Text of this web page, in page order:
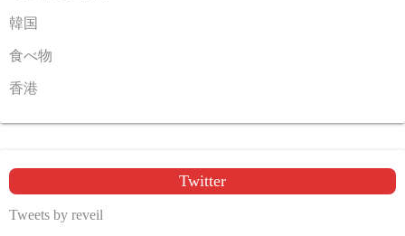
韓国
食べ物
香港
Twitter
Tweets by reveil